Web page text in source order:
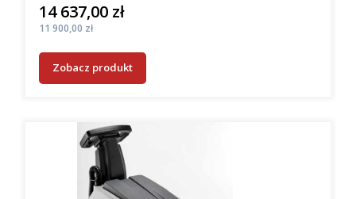
Cena
14 637,00 zł
Cena
11 900,00 zł
Zobacz produkt